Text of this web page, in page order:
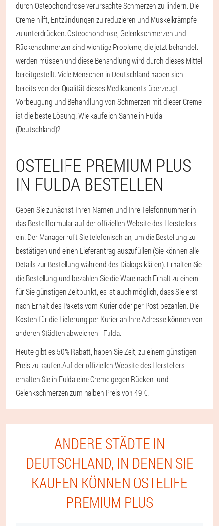
durch Osteochondrose verursachte Schmerzen zu lindern. Die
Creme hilft, Entzündungen zu reduzieren und Muskelkrämpfe
zu unterdrücken. Osteochondrose, Gelenkschmerzen und
Rückenschmerzen sind wichtige Probleme, die jetzt behandelt
werden müssen und diese Behandlung wird durch dieses Mittel
bereitgestellt. Viele Menschen in Deutschland haben sich
bereits von der Qualität dieses Medikaments überzeugt.
Vorbeugung und Behandlung von Schmerzen mit dieser Creme
ist die beste Lösung. Wie kaufe ich Sahne in Fulda
(Deutschland)?
OSTELIFE PREMIUM PLUS
IN FULDA BESTELLEN
Geben Sie zunächst Ihren Namen und Ihre Telefonnummer in
das Bestellformular auf der offiziellen Website des Herstellers
ein. Der Manager ruft Sie telefonisch an, um die Bestellung zu
bestätigen und einen Lieferantrag auszufüllen (Sie können alle
Details zur Bestellung während des Dialogs klären). Erhalten Sie
die Bestellung und bezahlen Sie die Ware nach Erhalt zu einem
für Sie günstigen Zeitpunkt, es ist auch möglich, dass Sie erst
nach Erhalt des Pakets vom Kurier oder per Post bezahlen. Die
Kosten für die Lieferung per Kurier an Ihre Adresse können von
anderen Städten abweichen - Fulda.
Heute gibt es 50% Rabatt, haben Sie Zeit, zu einem günstigen
Preis zu kaufen.Auf der offiziellen Website des Herstellers
erhalten Sie in Fulda eine Creme gegen Rücken- und
Gelenkschmerzen zum halben Preis von 49 €.
ANDERE STÄDTE IN
DEUTSCHLAND, IN DENEN SIE
KAUFEN KÖNNEN OSTELIFE
PREMIUM PLUS